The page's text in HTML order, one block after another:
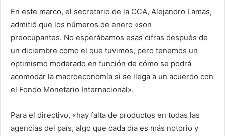
En este marco, el secretario de la CCA, Alejandro Lamas,
admitió que los números de enero «son
preocupantes. No esperábamos esas cifras después de
un diciembre como el que tuvimos, pero tenemos un
optimismo moderado en función de cómo se podrá
acomodar la macroeconomía si se llega a un acuerdo con
el Fondo Monetario Internacional».
Para el directivo, «hay falta de productos en todas las
agencias del país, algo que cada día es más notorio y